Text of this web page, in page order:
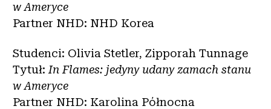
w Ameryce
Partner NHD: NHD Korea
Studenci: Olivia Stetler, Zipporah Tunnage
Tytuł: In Flames: jedyny udany zamach stanu
w Ameryce
Partner NHD: Karolina Północna